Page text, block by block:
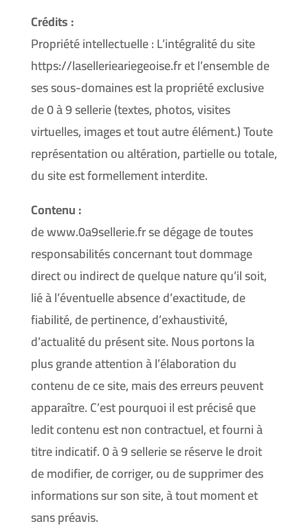
Crédits :
Propriété intellectuelle : L’intégralité du site
https://lasellerieariegeoise.fr et l’ensemble de
ses sous-domaines est la propriété exclusive
de 0 à 9 sellerie (textes, photos, visites
virtuelles, images et tout autre élément.) Toute
représentation ou altération, partielle ou totale,
du site est formellement interdite.
Contenu :
de www.0a9sellerie.fr se dégage de toutes
responsabilités concernant tout dommage
direct ou indirect de quelque nature qu’il soit,
lié à l’éventuelle absence d’exactitude, de
fiabilité, de pertinence, d’exhaustivité,
d’actualité du présent site. Nous portons la
plus grande attention à l’élaboration du
contenu de ce site, mais des erreurs peuvent
apparaître. C’est pourquoi il est précisé que
ledit contenu est non contractuel, et fourni à
titre indicatif. 0 à 9 sellerie se réserve le droit
de modifier, de corriger, ou de supprimer des
informations sur son site, à tout moment et
sans préavis.